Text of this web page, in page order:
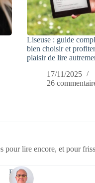
Liseuse : guide
bien choisir et
plaisir de lire
17/11/2025
26
pour lire encore, et pour
Bernie